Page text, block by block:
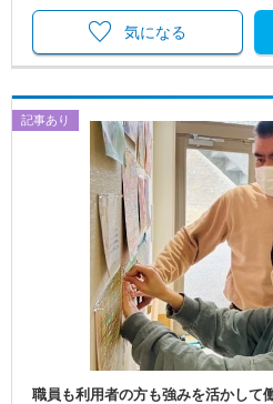
気になる
記事あり
職員も利用者の方も強みを活かして